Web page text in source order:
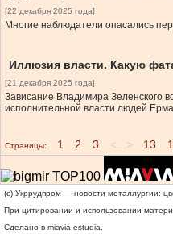
[22 декабря 2025 года]
Многие наблюдатели опасались
Иллюзия власти. Какую
[21 декабря 2025 года]
Зависание Владимира Зеленского
исполнительной власти людей
Страницы: 1 2 3 <...> 13
(c) Укррудпром — новости металлургии:
При цитировании и использовании
Сделано в miavia estudia.